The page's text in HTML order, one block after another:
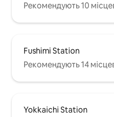
Рекомендують 10
Fushimi Station
Рекомендують 14
Yokkaichi Station